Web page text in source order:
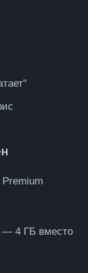
— 4 ГБ вместо